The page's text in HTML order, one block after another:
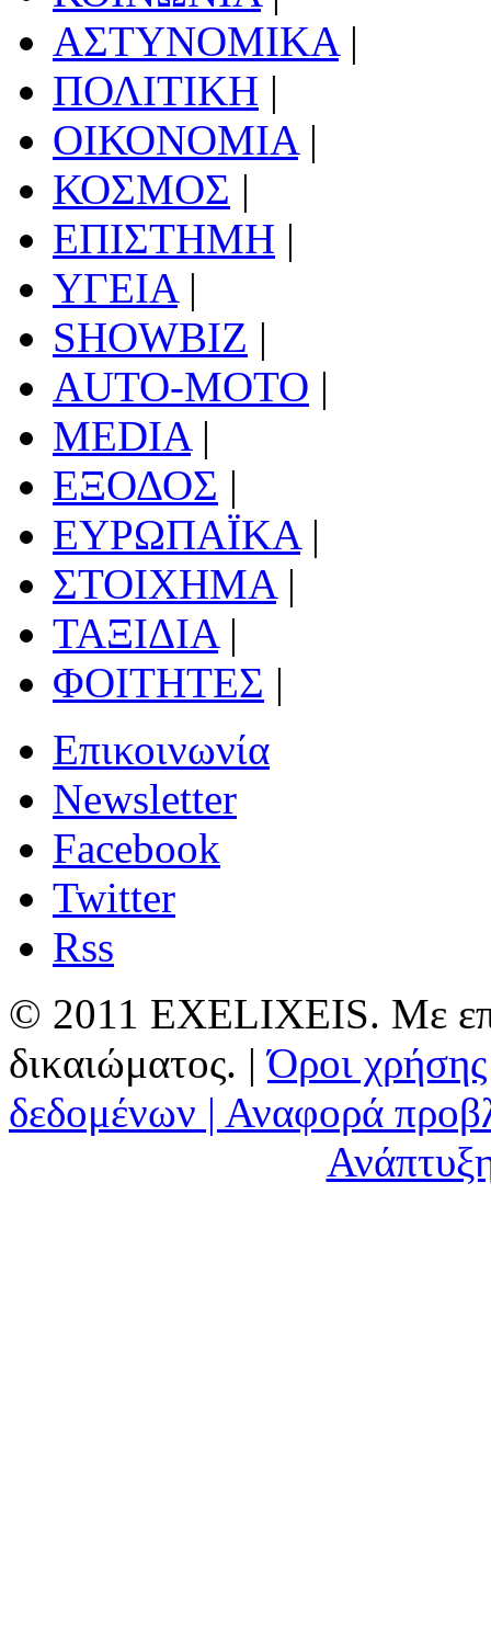
ΑΣΤΥΝΟΜΙΚΑ |
ΠΟΛΙΤΙΚΗ |
ΟΙΚΟΝΟΜΙΑ |
ΚΟΣΜΟΣ |
ΕΠΙΣΤΗΜΗ |
ΥΓΕΙΑ |
SHOWBIZ |
AUTO-MOTO |
MEDIA |
ΕΞΟΔΟΣ |
ΕΥΡΩΠΑΪΚΑ |
ΣΤΟΙΧΗΜΑ |
ΤΑΞΙΔΙΑ |
ΦΟΙΤΗΤΕΣ |
Επικοινωνία
Newsletter
Facebook
Twitter
Rss
© 2011 EXELIXEIS. Με
δικαιώματος. |Όροι
δεδομένων | Αναφορά